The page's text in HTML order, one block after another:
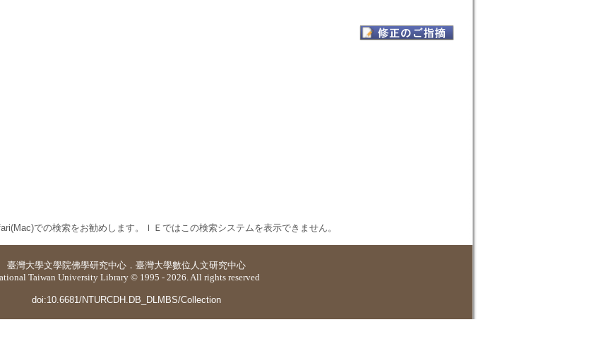
での検索をお勧めします。ＩＥではこの検索システムを表示できません。
臺灣大學文學院佛學研究中心 ． 臺灣大學數位人文研究中心
Taiwan University Library © 1995 - 2026. All rights reserved
doi:10.6681/NTURCDH.DB_DLMBS/Collection